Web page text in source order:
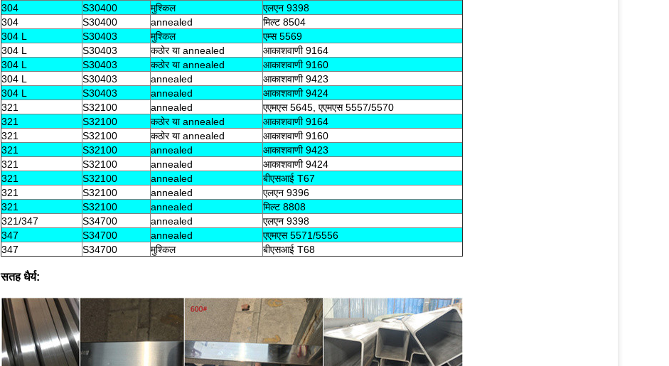
304
S30400 मुश्किल
एलएन 9398
304
S30400 annealed
मिल्ट 8504
304 L
S30403 मुश्किल
एम्स 5569
304 L
S30403 कठोर या annealed
आकाशवाणी 9164
304 L
S30403 कठोर या annealed
आकाशवाणी 9160
304 L
S30403 annealed
आकाशवाणी 9423
304 L
S30403 annealed
आकाशवाणी 9424
321
S32100 annealed
एएमएस 5645, एएमएस 5557/5570
321
S32100 कठोर या annealed
आकाशवाणी 9164
321
S32100 कठोर या annealed
आकाशवाणी 9160
321
S32100 annealed
आकाशवाणी 9423
321
S32100 annealed
आकाशवाणी 9424
321
S32100 annealed
बीएसआई T67
321
S32100 annealed
एलएन 9396
321
S32100 annealed
मिल्ट 8808
321/347
S34700 annealed
एलएन 9398
347
S34700 annealed
एएमएस 5571/5556
347
S34700 मुश्किल बीएसआई T68
सतह धैर्य: